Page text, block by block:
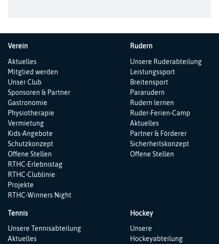
Verein
Navigation
überspringen
Aktuelles
Mitglied werden
Unser Club
Sponsoren & Partner
Gastronomie
Physiotherapie
Vermietung
Kids-Angebote
Schutzkonzept
Offene Stellen
RTHC-Erlebnistag
RTHC-Clublinie
Projekte
RTHC-Winners Night
Rudern
Navigation
überspringen
Unsere Ruderabteilung
Leistungssport
Breitensport
Pararudern
Rudern lernen
Ruder-Ferien-Camp
Aktuelles
Partner & Förderer
Sicherheitskonzept
Offene Stellen
Tennis
Navigation
überspringen
Unsere Tennisabteilung
Aktuelles
Hockey
Navigation
überspringen
Unsere
Hockeyabteilung